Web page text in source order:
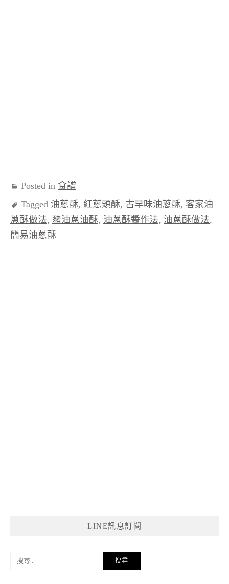
Posted in 食譜
Tagged 油蔥酥, 紅蔥頭酥, 古早味油蔥酥, 客家油
蔥酥做法, 豬油蔥油酥, 油蔥酥醬作法, 油蔥酥做法,
簡易油蔥酥
LINE訊息訂閱